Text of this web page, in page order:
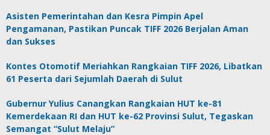
Asisten Pemerintahan dan Kesra Pimpin Apel
Pengamanan, Pastikan Puncak TIFF 2026 Berjalan Aman
dan Sukses
Kontes Otomotif Meriahkan Rangkaian TIFF 2026, Libatkan
61 Peserta dari Sejumlah Daerah di Sulut
Gubernur Yulius Canangkan Rangkaian HUT ke-81
Kemerdekaan RI dan HUT ke-62 Provinsi Sulut, Tegaskan
Semangat “Sulut Melaju”